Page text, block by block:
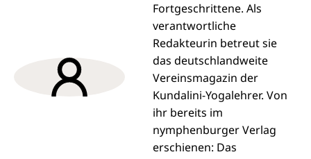
Fortgeschrittene. Als
verantwortliche
Redakteurin betreut sie
das deutschlandweite
Vereinsmagazin der
Kundalini-Yogalehrer. Von
ihr bereits im
nymphenburger Verlag
erschienen: Das